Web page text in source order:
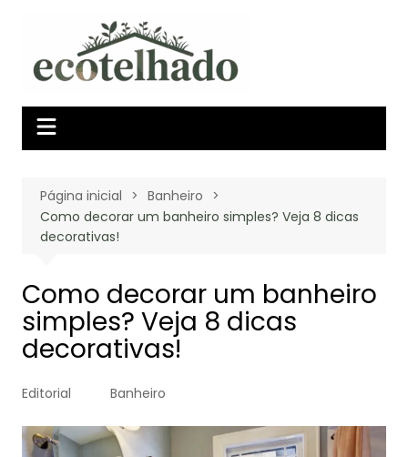
conteúdo
Página inicial
Banheiro
Como decorar um banheiro simples? Veja 8 dicas
decorativas!
Como decorar um banheiro
simples? Veja 8 dicas
decorativas!
Editorial Banheiro